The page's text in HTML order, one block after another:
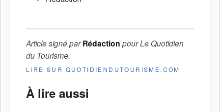
Article signé parRédaction pourLe Quotidien
du Tourisme.
LIRE SUR QUOTIDIENDUTOURISME.COM
À lire aussi